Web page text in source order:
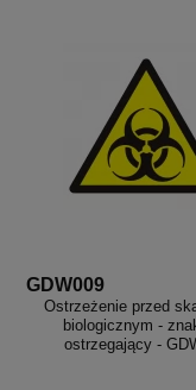
GDW009
Ostrzeżenie przed
biologicznym -
ostrzegający -